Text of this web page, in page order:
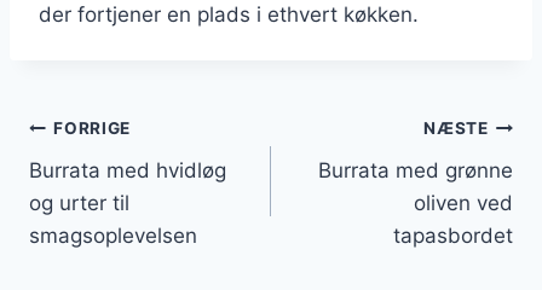
der fortjener en plads i ethvert køkken.
Indlægsnavigation
FORRIGE
Burrata med hvidløg
og urter til
smagsoplevelsen
NÆSTE
Burrata med grønne
oliven ved
tapasbordet